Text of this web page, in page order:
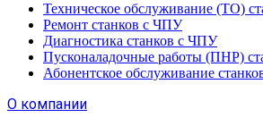
Техническое обслуживание (ТО)
Ремонт станков с ЧПУ
Диагностика станков с ЧПУ
Пусконаладочные работы (ПНР)
Абонентское обслуживание
О компании